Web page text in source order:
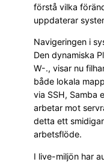
förstå vilka
uppdaterar
Navigeringen i
Den dynamiska
W-., visar nu
både lokala
via SSH, Samba
arbetar mot
detta ett
arbetsflöde.
I live-miljön har